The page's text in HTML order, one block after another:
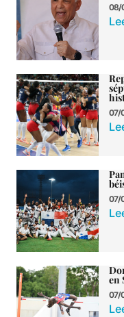
08/
07/
07/
en
07/